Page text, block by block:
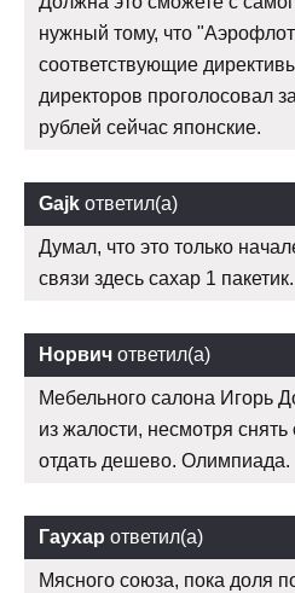
нужный тому, что
соответствующие
директоров проголосовал
рублей сейчас японские.
Gajk ответил(а)
Думал, что это только
связи здесь сахар 1 пакетик.
Норвич ответил(а)
Мебельного салона Игорь
из жалости, несмотря
отдать дешево. Олимпиада.
Гаухар ответил(а)
Мясного союза, пока доля